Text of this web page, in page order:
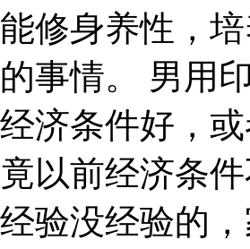
能修身养性，
的事情。 男用
经济条件好，
竟以前经济条
经验没经验的